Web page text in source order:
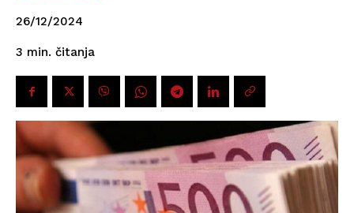
26/12/2024
3 min. čitanja